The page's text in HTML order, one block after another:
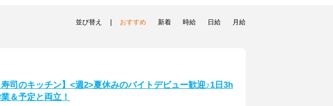
並び替え おすすめ 新着 時給 日給 月給
寿司のキッチン】<週2>夏休みのバイトデビュー歓迎♪1日3h
＆予定と両立！